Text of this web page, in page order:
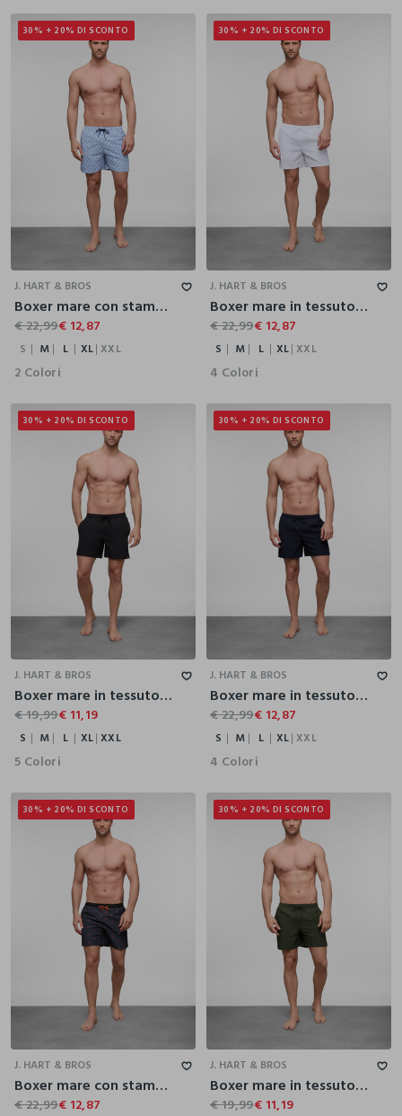
30% + 20% DI SCONTO
XL
J. HART & BROS
Boxer mare con stampa uomo
€ 22,99€ 12,87
S M L XL XXL
2 Colori
30% + 20% DI SCONTO
XL XXL
J. HART & BROS
Boxer mare in tessuto tecnico uomo
€ 22,99€ 12,87
S M L XL XXL
4 Colori
30% + 20% DI SCONTO
XXL
J. HART & BROS
Boxer mare in tessuto stretch uomo
€ 19,99€ 11,19
S M L XL XXL
5 Colori
30% + 20% DI SCONTO
J. HART & BROS
Boxer mare in tessuto tecnico uomo
€ 22,99€ 12,87
S M L XL XXL
4 Colori
30% + 20% DI SCONTO
XL
J. HART & BROS
Boxer mare con stampa uomo
€ 22,99€ 12,87
30% + 20% DI SCONTO
XL XXL
J. HART & BROS
Boxer mare in tessuto stretch uomo
€ 19,99€ 11,19